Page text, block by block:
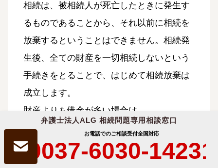
弁護士法人ALG 相続問題専用相談窓口
お電話でのご相談受付全国対応
0037-6030-14231
相続は、被相続人が死亡したときに発生す
るものであることから、それ以前に相続を
放棄するということはできません。相続発
生後、全ての財産を一切相続しないという
手続きをとることで、はじめて相続放棄は
成立します。
財産よりも借金が多い場合は、
相続人が被相続人の死亡を知った日から3ヶ
月以内
に家庭裁判所に｢相続放棄申述書｣を提出す